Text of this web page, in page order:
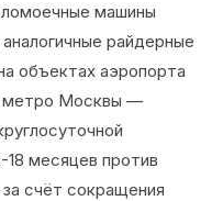
машины
райдерные
объектах аэропорта
метро Москвы —
18 месяцев против
счёт сокращения